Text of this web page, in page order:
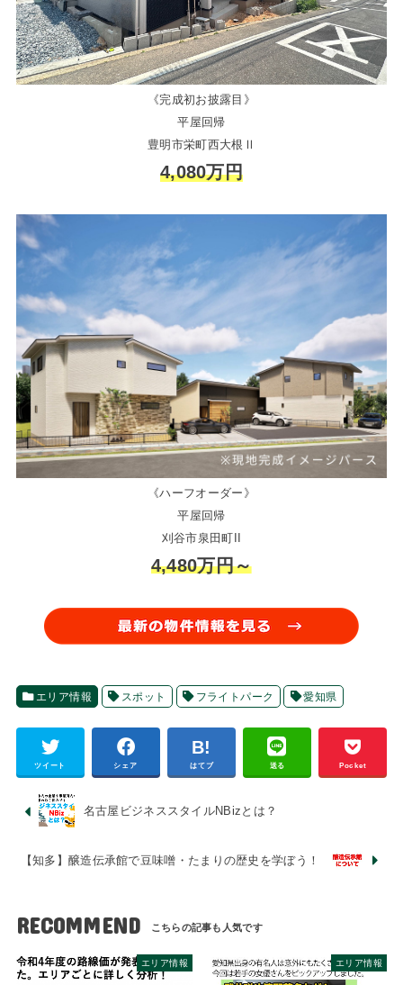
《完成初お披露目》
平屋回帰
豊明市栄町西大根Ⅱ
4,080万円
《ハーフオーダー》
平屋回帰
刈谷市泉田町II
4,480万円～
エリア情報 スポット フライトパーク 愛知県
ツイート シェア はてブ 送る Pocket
名古屋ビジネススタイルNBizとは？
【知多】醸造伝承館で豆味噌・たまりの歴史を学ぼう！
RECOMMEND
エリア情報 エリア情報